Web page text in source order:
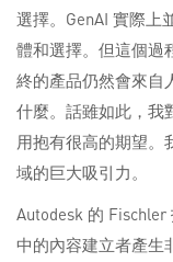
選擇。GenAI 實際上
體和選擇。但這個過
終的產品仍然會來自
什麼。話雖如此，我
用抱有很高的期望。
域的巨大吸引力。
Autodesk 的
中的內容建立者產生